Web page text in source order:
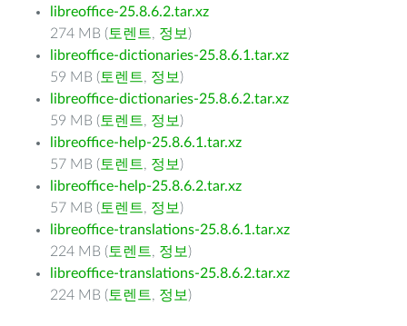
libreoffice-25.8.6.2.tar.xz
274 MB ( 토렌트, 정보 )
libreoffice-dictionaries-25.8.6.1.tar.xz
59 MB ( 토렌트, 정보 )
libreoffice-dictionaries-25.8.6.2.tar.xz
59 MB ( 토렌트, 정보 )
libreoffice-help-25.8.6.1.tar.xz
57 MB ( 토렌트, 정보 )
libreoffice-help-25.8.6.2.tar.xz
57 MB ( 토렌트, 정보 )
libreoffice-translations-25.8.6.1.tar.xz
224 MB ( 토렌트, 정보 )
libreoffice-translations-25.8.6.2.tar.xz
224 MB ( 토렌트, 정보 )